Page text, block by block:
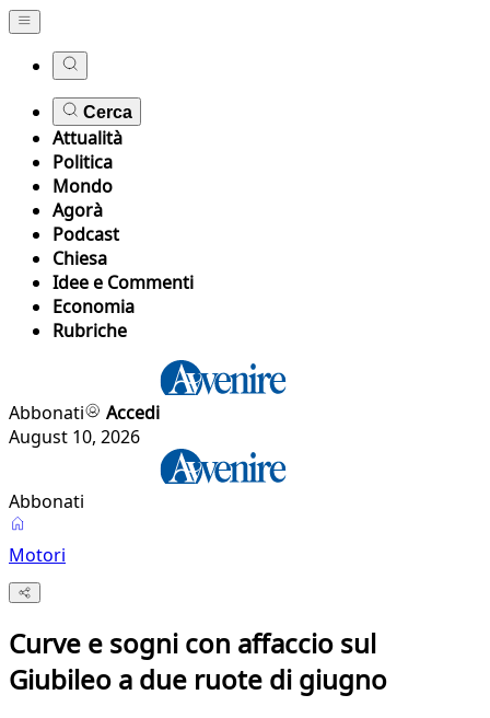
Cerca
Attualità
Politica
Mondo
Agorà
Podcast
Chiesa
Idee e Commenti
Economia
Rubriche
Abbonati
Accedi
August 10, 2026
Abbonati
Motori
Curve e sogni con affaccio sul
Giubileo a due ruote di giugno